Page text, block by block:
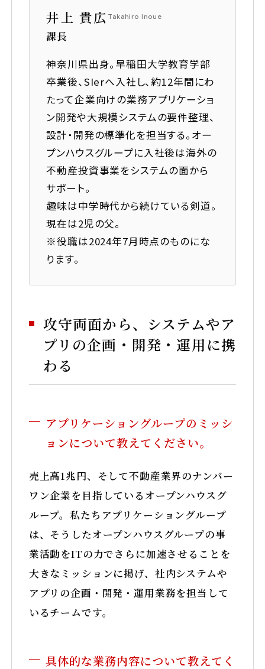
スペシャリスト（専門職）採用サイト
©2025 Open House Group Co.,LTD. All Rights Reserved.
TikTok
Instagram
コーポレートサイト
採用オウンドメディア「OPENIA」
当社への口コミ・評判を見る
井上 貴広 Takahiro Inoue
課長
神奈川県出身。早稲田大学教育学部
卒業後、SIerへ入社し、約12年間にわ
たって企業向けの業務アプリケーショ
ン開発や大規模システムの要件整理、
設計・開発の標準化を担当する。オー
プンハウスグループに入社後は海外の
不動産投資事業をシステムの面から
サポート。
趣味は中学時代から続けている剣道。
現在は2児の父。
※役職は2024年7月時点のものにな
ります。
攻守両面から、システムやア
プリの企画・開発・運用に携
わる
アプリケーショングループのミッシ
ョンについて教えてください。
売上高1兆円、そして不動産業界のナンバー
ワン企業を目指しているオープンハウスグ
ループ。私たちアプリケーショングループ
は、そうしたオープンハウスグループの事
業活動をITの力でさらに加速させることを
大きなミッションに掲げ、社内システムや
アプリの企画・開発・運用業務を担当して
いるチームです。
具体的な業務内容について教えてく